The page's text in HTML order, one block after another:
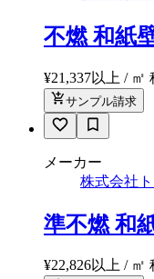
不燃 和紙
¥21,337以上 / ㎡
サンプル請求
メーカー
株式会社
準不燃 和
¥22,826以上 / ㎡